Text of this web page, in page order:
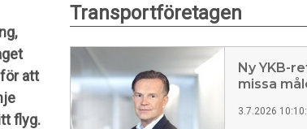
att
flyg.
Transportföretagen
Ny YKB-
missa
3.7.2026